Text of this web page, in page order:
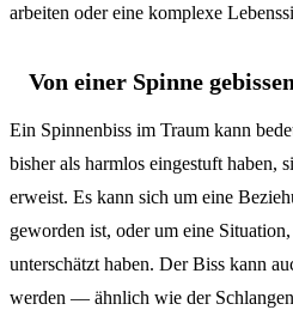
arbeiten oder eine komplexe
Von einer Spinne
Ein Spinnenbiss im Traum kann
bisher als harmlos eingestuft haben,
erweist. Es kann sich um eine
geworden ist, oder um eine
unterschätzt haben. Der Biss kann
werden — ähnlich wie der